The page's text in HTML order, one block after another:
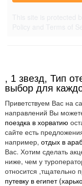
, 1 звезд, Тип
выбор для
Приветствуем Вас на
направлений Вы
поездка в хорватию
сайте есть
например, отдых в
Вас. Хотим сделать
ниже, чем у
относится ,тщательно
путевку в египет